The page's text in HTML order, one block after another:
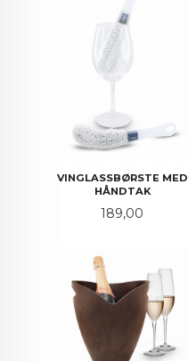
VINGLASSBØRSTE MED
HÅNDTAK
Pris
189,00